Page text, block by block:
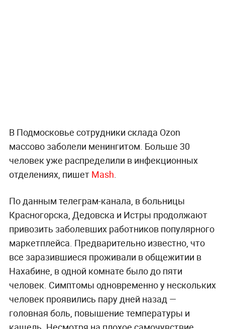
В Подмосковье сотрудники склада Ozon
массово заболели менингитом. Больше 30
человек уже распределили в инфекционных
отделениях, пишет Mash
По данным телеграм-канала, в больницы
Красногорска, Дедовска и Истры продолжают
привозить заболевших работников популярного
маркетплейса. Предварительно известно, что
все заразившиеся проживали в общежитии в
Нахабине, в одной комнате было до пяти
человек. Симптомы одновременно у нескольких
человек проявились пару дней назад —
головная боль, повышение температуры и